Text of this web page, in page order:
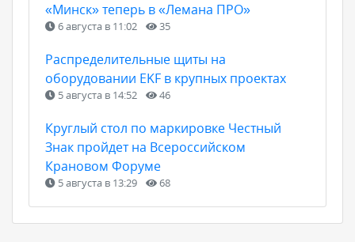
«Минск» теперь в «Лемана ПРО»
6 августа в 11:02 35
Распределительные щиты на
оборудовании EKF в крупных проектах
5 августа в 14:52 46
Круглый стол по маркировке Честный
Знак пройдет на Всероссийском
Крановом Форуме
5 августа в 13:29 68